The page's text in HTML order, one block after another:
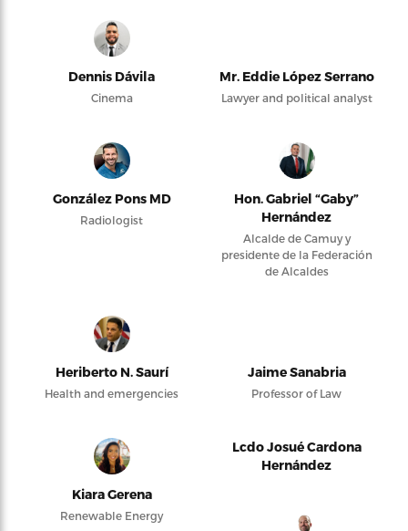
Dennis Dávila
Cinema
Mr. Eddie López Serrano
Lawyer and political analyst
González Pons MD
Radiologist
Hon. Gabriel “Gaby”
Hernández
Alcalde de Camuy y
presidente de la Federación
de Alcaldes
Heriberto N. Saurí
Health and emergencies
Jaime Sanabria
Professor of Law
Kiara Gerena
Renewable Energy
Lcdo Josué Cardona
Hernández